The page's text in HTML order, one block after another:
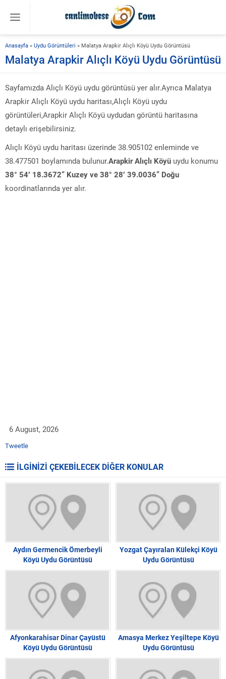
Anasayfa » Uydu Görüntüleri » Malatya Arapkir Alıçlı Köyü Uydu Görüntüsü
Malatya Arapkir Alıçlı Köyü Uydu Görüntüsü
Sayfamızda Alıçlı Köyü uydu görüntüsü yer alır.Ayrıca Malatya
Arapkir Alıçlı Köyü uydu haritası,Alıçlı Köyü uydu
görüntüleri,Arapkir Alıçlı Köyü uydudan görüntü haritasına
detaylı erişebilirsiniz.
Alıçlı Köyü uydu haritası üzerinde 38.905102 enleminde ve
38.477501 boylamında bulunur.Arapkir Alıçlı Köyü uydu konumu
38° 54′ 18.3672” Kuzey ve 38° 28′ 39.0036” Doğu
koordinatlarında yer alır.
6 August, 2026
Tweetle
İLGİNİZİ ÇEKEBİLECEK DİĞER KONULAR
Aydın Germencik Ömerbeyli
Köyü Uydu Görüntüsü
Yozgat Çayıralan Külekçi Köyü
Uydu Görüntüsü
Afyonkarahisar Dinar Çayüstü
Köyü Uydu Görüntüsü
Amasya Merkez Yeşiltepe Köyü
Uydu Görüntüsü